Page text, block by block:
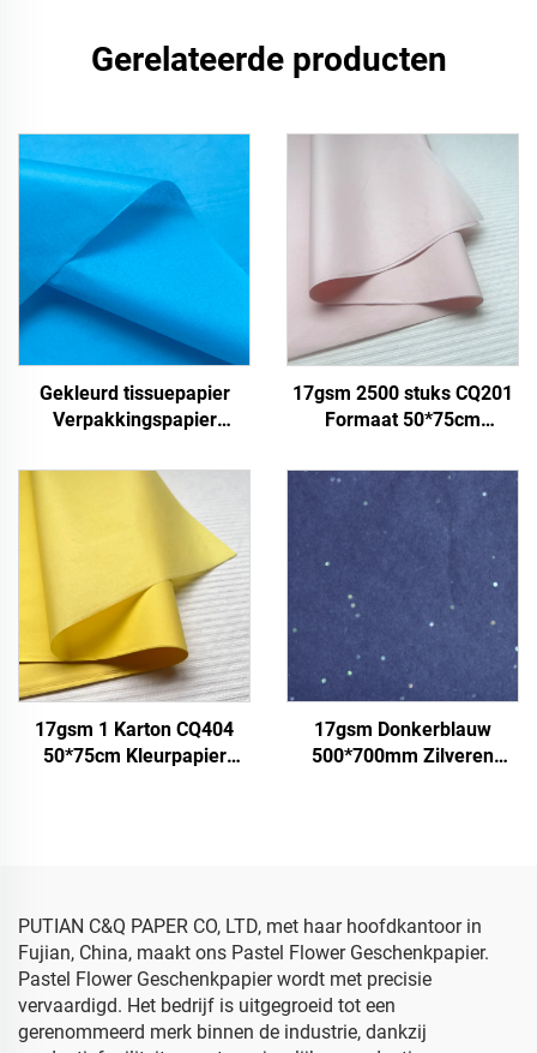
Gerelateerde producten
Gekleurd tissuepapier
Verpakkingspapier
17gsm
17gsm 2500 stuks CQ201
Formaat 50*75cm
Fabriek direct Voedsel
Fruit Kleding T-shirt
Schoenen
Verpakkingspapier
17gsm 1 Karton CQ404
50*75cm Kleurpapier
17gsm Donkerblauw
500*700mm Zilveren
Sjabloenpapier
PUTIAN C&Q PAPER CO, LTD, met haar hoofdkantoor in
Fujian, China, maakt ons Pastel Flower Geschenkpapier.
Pastel Flower Geschenkpapier wordt met precisie
vervaardigd. Het bedrijf is uitgegroeid tot een
gerenommeerd merk binnen de industrie, dankzij